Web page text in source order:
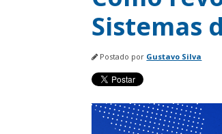
Sistemas
Postado por Gustavo Silva